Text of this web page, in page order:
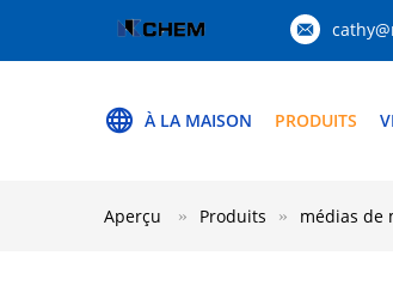
À LA MAISON PRODUITS
Aperçu Produits médias de